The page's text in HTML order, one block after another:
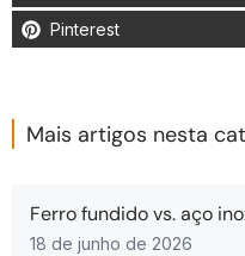
Pinterest
Mais artigos nesta
Ferro fundido vs. aço
18 de junho de 2026